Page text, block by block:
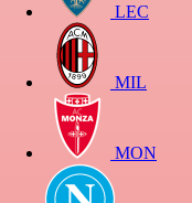
LEC
MIL
MON